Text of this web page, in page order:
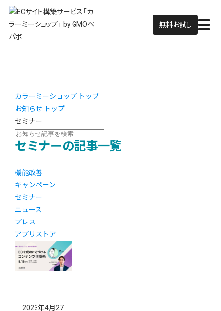
無料お試し
カラーミーショップ トップ
お知らせ トップ
セミナー
セミナーの記事一覧
機能改善
キャンペーン
セミナー
ニュース
プレス
アプリストア
2023年4月27